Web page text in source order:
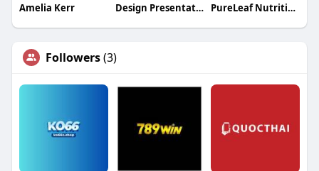
Amelia Kerr Design Presentation PureLeaf Nutrition
Followers(3)